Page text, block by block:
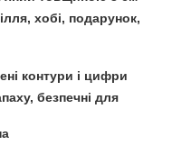
хобі, подарунок,
контури і цифри
безпечні для